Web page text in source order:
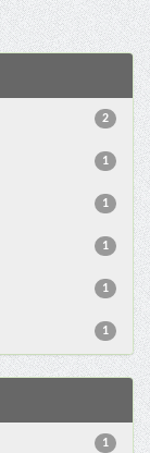
2
1
1
1
1
1
1